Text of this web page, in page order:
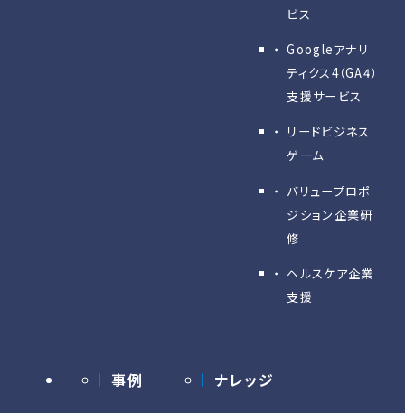
ビス
Googleアナリ
ティクス4（GA4）
支援サービス
リードビジネス
ゲーム
バリュープロポ
ジション企業研
修
ヘルスケア企業
支援
事例 ナレッジ